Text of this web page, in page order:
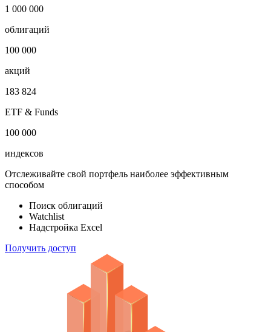
1 000 000
облигаций
100 000
акций
183 824
ETF & Funds
100 000
индексов
Отслеживайте свой портфель наиболее эффективным
способом
Поиск облигаций
Watchlist
Надстройка Excel
Получить доступ